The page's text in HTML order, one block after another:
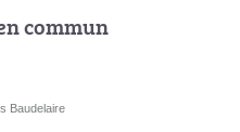
commun
Baudelaire